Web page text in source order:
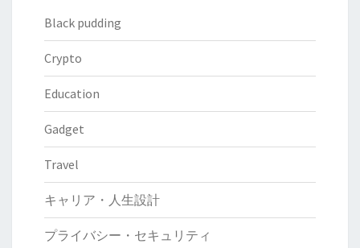
Black pudding
Crypto
Education
Gadget
Travel
キャリア・人生設計
プライバシー・セキュリティ